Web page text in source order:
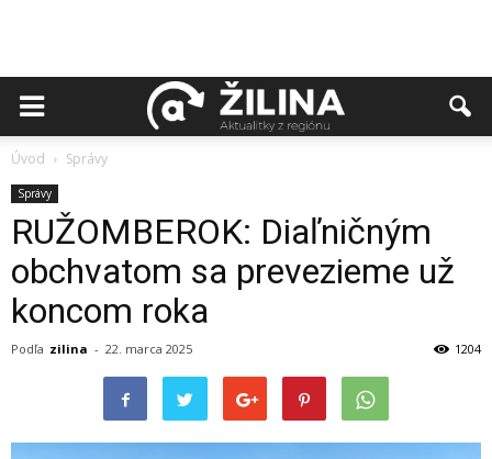
Úvod Správy
Správy
RUŽOMBEROK: Diaľničným
obchvatom sa prevezieme už
koncom roka
Podľa zilina - 22. marca 2025 1204